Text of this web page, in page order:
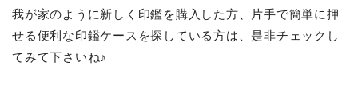
我が家のように新しく印鑑を購入した方、片手で簡単に押
せる便利な印鑑ケースを探している方は、是非チェックし
てみて下さいね♪